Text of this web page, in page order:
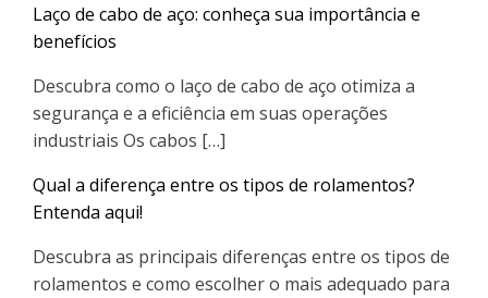
Laço de cabo de aço: conheça sua importância e
benefícios
Descubra como o laço de cabo de aço otimiza a
segurança e a eficiência em suas operações
industriais Os cabos […]
Qual a diferença entre os tipos de rolamentos?
Entenda aqui!
Descubra as principais diferenças entre os tipos de
rolamentos e como escolher o mais adequado para